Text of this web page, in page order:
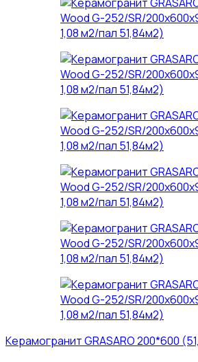
Керамогранит GRASARO 200*600